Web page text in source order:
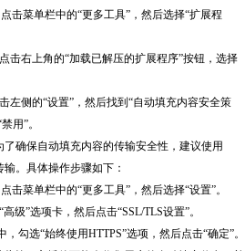
击菜单栏中的“更多工具”，然后选择“扩展程
击右上角的“加载已解压的扩展程序”按钮，选择
左侧的“设置”，然后找到“自动填充内容安全策
用”。
了确保自动填充内容的传输安全性，建议使用
。具体操作步骤如下：
击菜单栏中的“更多工具”，然后选择“设置”。
级”选项卡，然后点击“SSL/TLS设置”。
，勾选“始终使用HTTPS”选项，然后点击“确定”。